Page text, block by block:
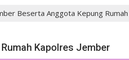
Beserta Anggota Kepung
Kapolres Jember